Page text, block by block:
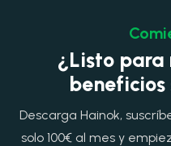
¿Listo
beneficios
Descarga Hainok,
solo 100€ al mes y